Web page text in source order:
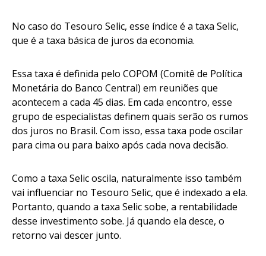
No caso do Tesouro Selic, esse índice é a taxa Selic,
que é a taxa básica de juros da economia.
Essa taxa é definida pelo COPOM (Comitê de Política
Monetária do Banco Central) em reuniões que
acontecem a cada 45 dias. Em cada encontro, esse
grupo de especialistas definem quais serão os rumos
dos juros no Brasil. Com isso, essa taxa pode oscilar
para cima ou para baixo após cada nova decisão.
Como a taxa Selic oscila, naturalmente isso também
vai influenciar no Tesouro Selic, que é indexado a ela.
Portanto, quando a taxa Selic sobe, a rentabilidade
desse investimento sobe. Já quando ela desce, o
retorno vai descer junto.